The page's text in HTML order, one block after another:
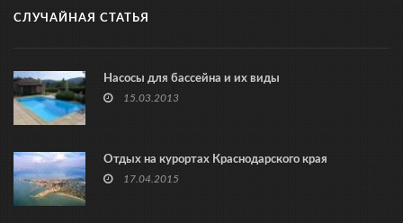
СЛУЧАЙНАЯ СТАТЬЯ
Насосы для бассейна и их виды
15.03.2013
Отдых на курортах Краснодарского края
17.04.2015